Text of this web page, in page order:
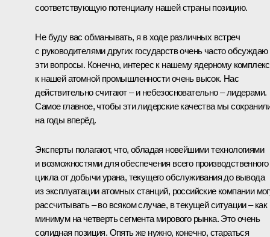
соответствующую потенциалу нашей страны позицию.
Не буду вас обманывать, я в ходе различных встреч
с руководителями других государств очень часто обсуждаю
эти вопросы. Конечно, интерес к нашему ядерному
к нашей атомной промышленности очень высок. Нас
действительно считают – и небезосновательно – лидерами.
Самое главное, чтобы эти лидерские качества мы
на годы вперёд.
Эксперты полагают, что, обладая новейшими технологиями
и возможностями для обеспечения всего производственного
цикла от добычи урана, текущего обслуживания до вывода
из эксплуатации атомных станций, российские компании
рассчитывать – во всяком случае, в текущей ситуации – как
минимум на четверть сегмента мирового рынка. Это очень
солидная позиция. Опять же нужно, конечно, стараться